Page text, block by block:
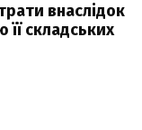
внаслідок
її складських